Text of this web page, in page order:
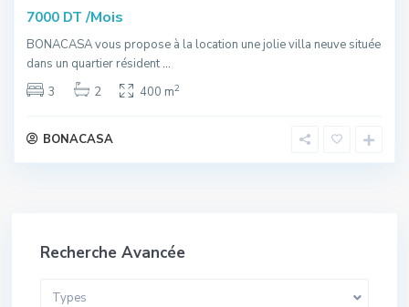
7000 DT /Mois
BONACASA vous propose à la location une jolie villa neuve située
dans un quartier résident...
3
2 400 m2
BONACASA
Recherche Avancée
Types